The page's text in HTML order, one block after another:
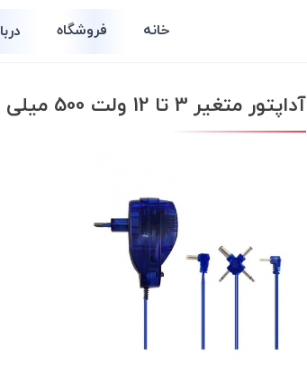
خانه فروشگاه
آداپتور متغیر 3 تا 12 ولت 500 میلی آمپر